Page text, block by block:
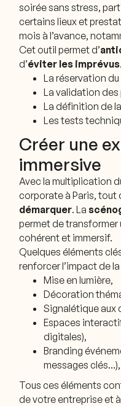
soirée sans stress,
certains lieux et
mois à l’avance,
Cet outil permet d’
d’éviter les imprévus
La réservation du
La validation
La définition de
Les tests
Créer une
immersive
Avec la multiplication
corporate à Paris,
démarquer. La
permet de transformer
cohérent et immersif.
Quelques éléments
renforcer l’impact de
Mise en lumière,
Décoration
Signalétique aux
Espaces
digitales),
Branding
messages
Tous ces éléments
de votre entreprise et